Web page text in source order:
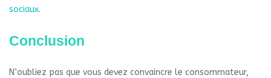
sociaux.
Conclusion
N’oubliez pas que vous devez convaincre le consommateur,